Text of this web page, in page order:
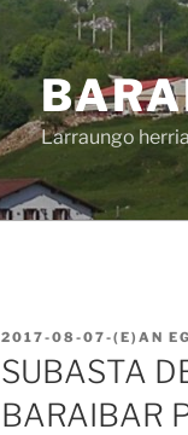
Larraungo herria
2017-08-07-(E)AN
SUBASTA
BARAIBAR